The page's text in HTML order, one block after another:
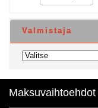
Valmistaja
Maksuvaihtoehdot